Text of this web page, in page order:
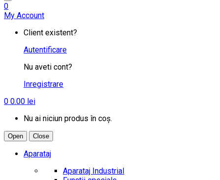
0
My Account
Client existent?
Autentificare
Nu aveti cont?
Inregistrare
0 0.00 lei
Nu ai niciun produs în coș.
Open Close
Aparataj
Aparataj Industrial